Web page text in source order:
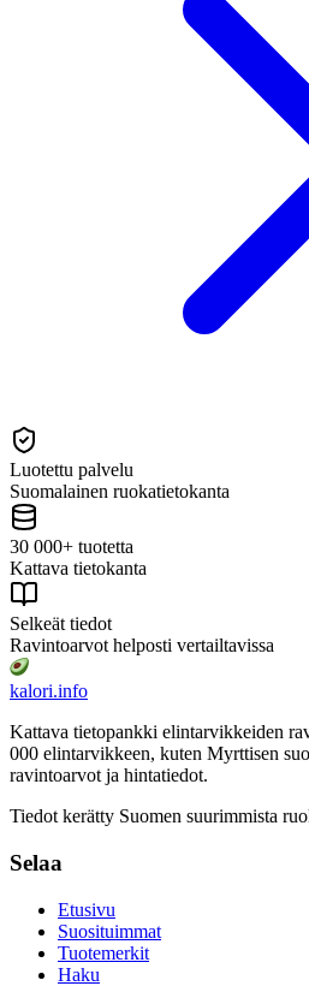
Luotettu palvelu
Suomalainen ruokatietokanta
30 000+ tuotetta
Kattava tietokanta
Selkeät tiedot
Ravintoarvot helposti vertailtavissa
kalori.info
Kattava tietopankki elintarvikkeiden
000 elintarvikkeen, kuten Myrttisen
ravintoarvot ja hintatiedot.
Tiedot kerätty Suomen suurimmista
Selaa
Etusivu
Suosituimmat
Tuotemerkit
Haku